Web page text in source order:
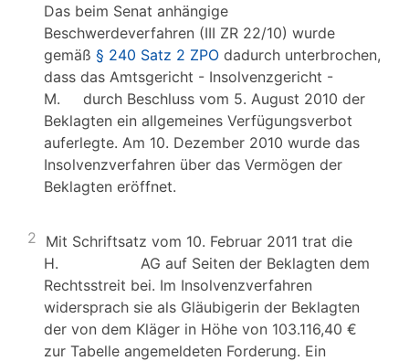
Das beim Senat anhängige
Beschwerdeverfahren (III ZR 22/10) wurde
gemäß § 240 Satz 2 ZPO dadurch unterbrochen,
dass das Amtsgericht - Insolvenzgericht -
M. durch Beschluss vom 5. August 2010 der
Beklagten ein allgemeines Verfügungsverbot
auferlegte. Am 10. Dezember 2010 wurde das
Insolvenzverfahren über das Vermögen der
Beklagten eröffnet.
2 Mit Schriftsatz vom 10. Februar 2011 trat die
H. AG auf Seiten der Beklagten dem
Rechtsstreit bei. Im Insolvenzverfahren
widersprach sie als Gläubigerin der Beklagten
der von dem Kläger in Höhe von 103.116,40 €
zur Tabelle angemeldeten Forderung. Ein